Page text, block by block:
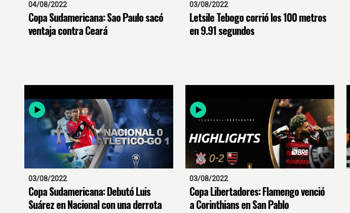
04/08/2022
Copa Sudamericana: Sao Paulo sacó
ventaja contra Ceará
03/08/2022
Letsile Tebogo corrió los 100 metros
en 9.91 segundos
03/08/2022
Copa Sudamericana: Debutó Luis
Suárez en Nacional con una derrota
03/08/2022
Copa Libertadores: Flamengo venció
a Corinthians en San Pablo